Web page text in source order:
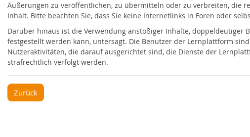
Äußerungen zu veröffentlichen, zu übermitteln oder zu verbreiten, die
Inhalt. Bitte beachten Sie, dass Sie keine Internetlinks in Foren oder
Darüber hinaus ist die Verwendung anstößiger Inhalte,
festgestellt werden kann, untersagt. Die Benutzer der Lernplattform
Nutzeraktivitäten, die darauf ausgerichtet sind, die Dienste der
strafrechtlich verfolgt werden.
Zurück